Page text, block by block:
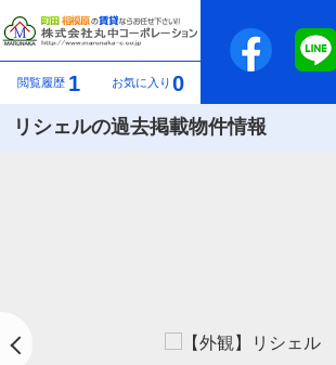
閲覧履歴 1 お気に入り 0
リシェルの過去掲載物件情報